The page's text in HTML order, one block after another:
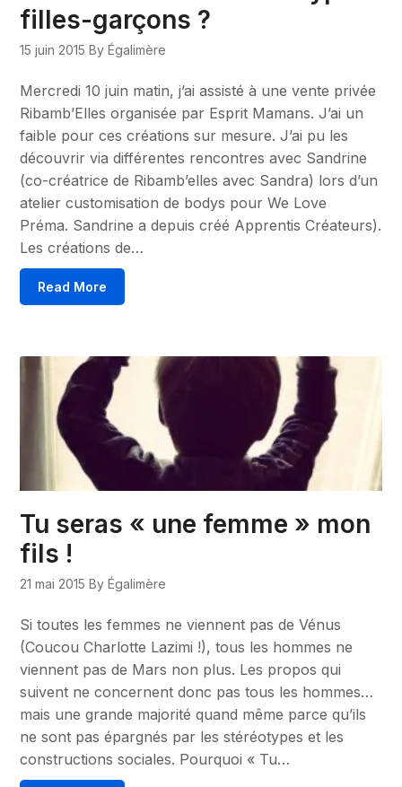
filles-garçons ?
15 juin 2015 By Égalimère
Mercredi 10 juin matin, j’ai assisté à une vente privée
Ribamb’Elles organisée par Esprit Mamans. J’ai un
faible pour ces créations sur mesure. J’ai pu les
découvrir via différentes rencontres avec Sandrine
(co-créatrice de Ribamb’elles avec Sandra) lors d’un
atelier customisation de bodys pour We Love
Préma. Sandrine a depuis créé Apprentis Créateurs).
Les créations de…
Read More
Tu seras « une femme » mon
fils !
21 mai 2015 By Égalimère
Si toutes les femmes ne viennent pas de Vénus
(Coucou Charlotte Lazimi !), tous les hommes ne
viennent pas de Mars non plus. Les propos qui
suivent ne concernent donc pas tous les hommes…
mais une grande majorité quand même parce qu’ils
ne sont pas épargnés par les stéréotypes et les
constructions sociales. Pourquoi « Tu…